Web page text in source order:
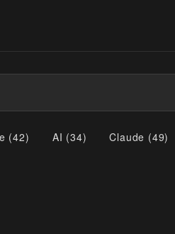
(42) AI (34) Claude (49)